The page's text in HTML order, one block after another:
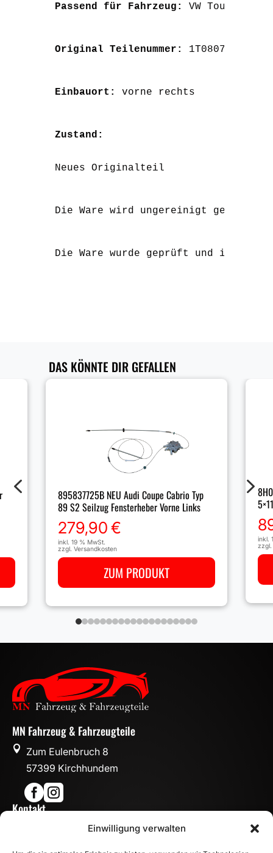
Einwilligung verwalten
Passend für Fahrzeug: VW Touran 1T
Original Teilenummer: 1T0807890B
Einbauort: vorne rechts
Zustand:
Neues Originalteil
Die Ware wird ungereinigt
Die Ware wurde geprüft und ist
DAS KÖNNTE DIR GEFALLEN
895837725B NEU Audi Coupe Cabrio Typ
89 S2 Seilzug Fensterheber Vorne Links
279,90€
inkl. 19 % MwSt.
zzgl. Versandkosten
ZUM PRODUKT
inkl.
zzgl.
4 5
MN Fahrzeug & Fahrzeugteile

Zum Eulenbruch 8
57399 Kirchhundem

Kontakt
info@mn-fahrzeugteile.de